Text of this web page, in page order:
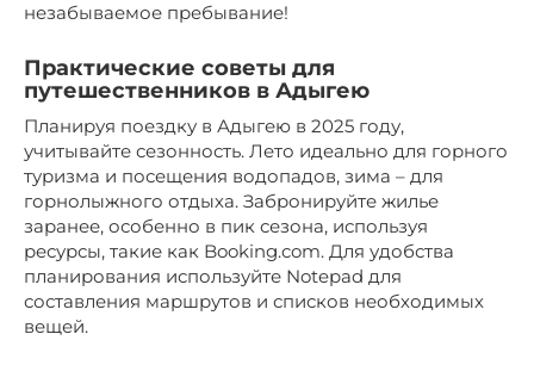
незабываемое пребывание!
Практические советы для
путешественников в Адыгею
Планируя поездку в Адыгею в 2025 году,
учитывайте сезонность. Лето идеально для горного
туризма и посещения водопадов, зима – для
горнолыжного отдыха. Забронируйте жилье
заранее, особенно в пик сезона, используя
ресурсы, такие как Booking.com. Для удобства
планирования используйте Notepad для
составления маршрутов и списков необходимых
вещей.